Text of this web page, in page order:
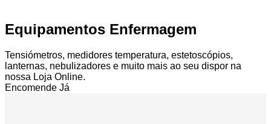
Equipamentos Enfermagem
Tensiómetros, medidores temperatura, estetoscópios,
lanternas, nebulizadores e muito mais ao seu dispor na
nossa Loja Online.
Encomende Já